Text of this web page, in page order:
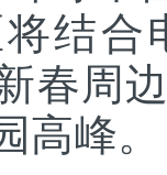
结合
春周
高峰。